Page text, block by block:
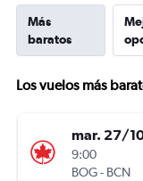
Más
baratos
Los vuelos más
mar. 27/
9:00
BOG- BCN